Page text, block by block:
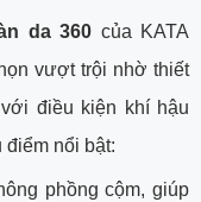
da 360 của KATA
vượt trội nhờ thiết
điều kiện khí hậu
nổi bật:
phồng cộm, giúp